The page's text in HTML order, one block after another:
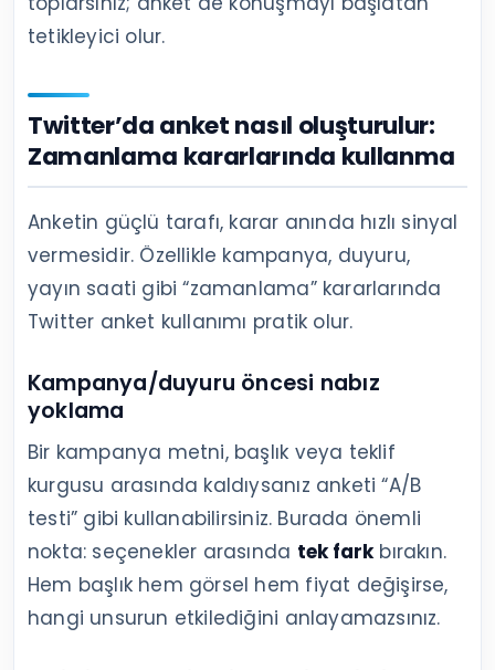
tetikleyici olur.
Twitter’da anket nasıl oluşturulur:
Zamanlama kararlarında kullanma
Anketin güçlü tarafı, karar anında hızlı sinyal
vermesidir. Özellikle kampanya, duyuru,
yayın saati gibi “zamanlama” kararlarında
Twitter anket kullanımı pratik olur.
Kampanya/duyuru öncesi nabız
yoklama
Bir kampanya metni, başlık veya teklif
kurgusu arasında kaldıysanız anketi “A/B
testi” gibi kullanabilirsiniz. Burada önemli
nokta: seçenekler arasında tek farkbırakın.
Hem başlık hem görsel hem fiyat değişirse,
hangi unsurun etkilediğini anlayamazsınız.